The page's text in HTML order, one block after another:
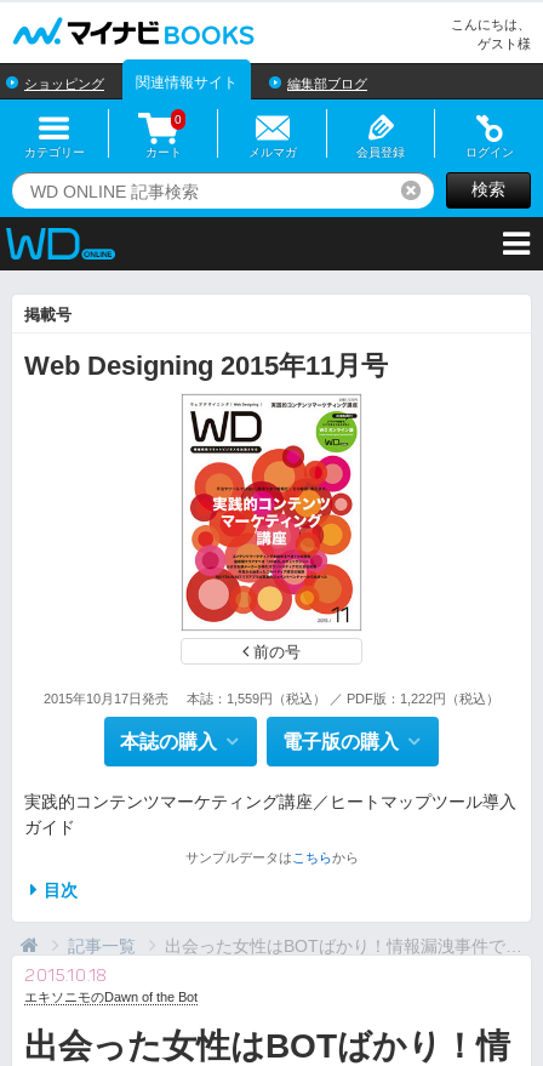
こんにちは、
ゲスト様
ショッピング 関連情報サイト 編集部ブログ
カテゴリー カート
0
メルマガ 会員登録 ログイン
リセット検索
掲載号
Web Designing 2015年11月号
前の号
2015年10月17日発売 本誌：1,559円（税込） ／ PDF版：1,222円（税込）
本誌の購入 電子版の購入
実践的コンテンツマーケティング講座／ヒートマップツール導入
ガイド
サンプルデータは こちらから
目次
記事一覧 出会った女性はBOTばかり！情報漏洩事件で判明した...
2015.10.18
エキソニモのDawn of the Bot
出会った女性はBOTばかり！情